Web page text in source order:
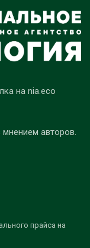
на nia.eco
авторов.
прайса на